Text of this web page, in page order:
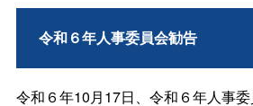
令和６年人事委員会勧告
令和６年10月17日、令和６年人事